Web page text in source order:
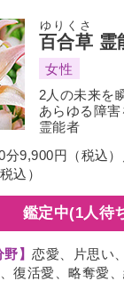
百合草
ゆりくさ
霊
女性
2人の未来を
あらゆる障
霊能者
分9,900円（税込
込）
鑑定中(1人待
野】恋愛、片思い
復活愛、略奪愛